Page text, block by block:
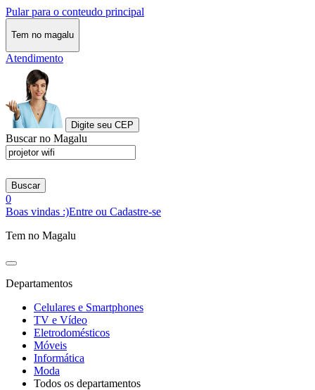
Pular para o conteudo principal
Tem no magalu
Atendimento
Digite seu CEP
Buscar no Magalu
Buscar
0
Boas vindas :)Entre ou Cadastre-se
Tem no Magalu
Departamentos
Celulares e Smartphones
TV e Vídeo
Eletrodomésticos
Móveis
Informática
Moda
Todos os departamentos